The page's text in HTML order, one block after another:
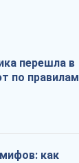
перешла в
по правилам
как